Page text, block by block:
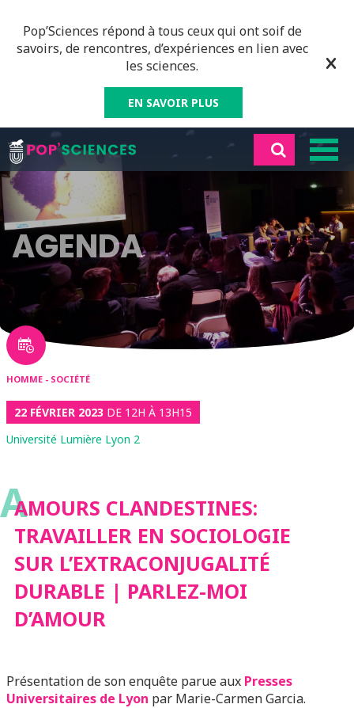
Pop’Sciences répond à tous ceux qui ont soif de
savoirs, de rencontres, d’expériences en lien avec
les sciences.
EN SAVOIR PLUS
AGENDA
HOMME - SOCIÉTÉ
22 FÉVRIER 2023 DE 12H À 13H15
Université Lumière Lyon 2
AAMOURS CLANDESTINES:
TRAVAILLER EN SOCIOLOGIE
SUR L’EXTRACONJUGALITÉ
DURABLE | PARLEZ-MOI
D’AMOUR
Présentation de son enquête parue aux Presses
Universitaires de Lyon par Marie-Carmen Garcia.